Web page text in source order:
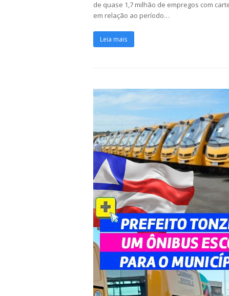
de quase 1,7 milhão de empregos com
em relação ao período…
Leia mais